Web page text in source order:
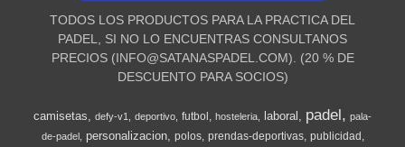
TODOS LOS PRODUCTOS PARA LA PRACTICA DEL
PADEL, SI NO LO ENCUENTRAS CONSULTANOS
PRECIOS (INFO@SATANASPADEL.COM). (20 % DE
DESCUENTO PARA SOCIOS)
camisetas defy-v1 deportivo futbol hosteleria laboral padel
pala-
de-padel
personalizacion polos prendas-deportivas publicidad